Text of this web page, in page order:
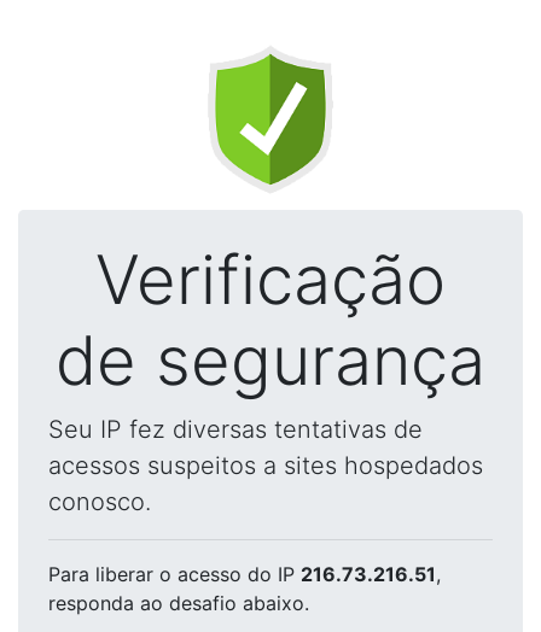
Verificação
de segurança
Seu IP fez diversas tentativas de
acessos suspeitos a sites hospedados
conosco.
Para liberar o acesso do IP 216.73.216.51,
responda ao desafio abaixo.